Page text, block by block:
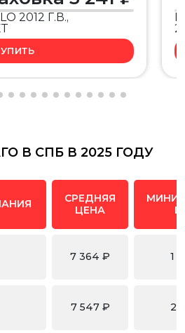
2012 Г.В.,
В СПБ В 2025 ГОДУ
СРЕДНЯЯ
ЦЕНА
7 364 ₽ 1
7 547 ₽ 2